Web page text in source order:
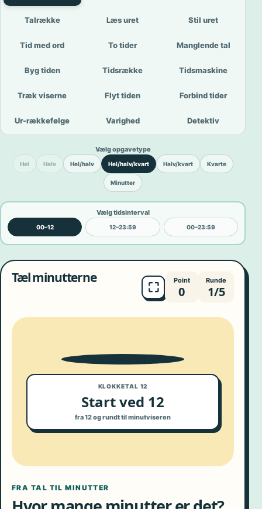
Talrække Læs uret Stil uret
Tid med ord To tider Manglende tal
Byg tiden Tidsrække Tidsmaskine
Træk viserne Flyt tiden Forbind tider
Ur-rækkefølge Varighed Detektiv
Vælg opgavetype
Hel Halv Hel/halv Hel/halv/kvart Halv/kvart Kvarte
Minutter
Vælg tidsinterval
00–12 12–23:59 00–23:59
Tæl minutterne
⛶ Point
0
Runde
1/5
1 23
4
5
7
8
910 11
KLOKKETAL 12
Start ved 12
fra 12 og rundt til minutviseren
FRA TAL TIL MINUTTER